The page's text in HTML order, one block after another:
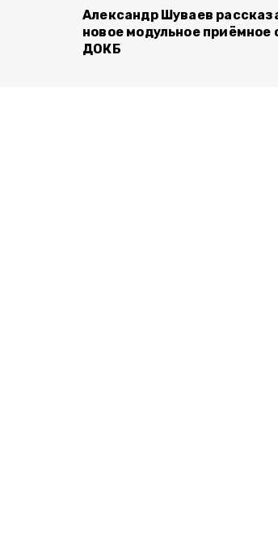
Александр Шуваев
новое модульное приёмное
ДОКБ